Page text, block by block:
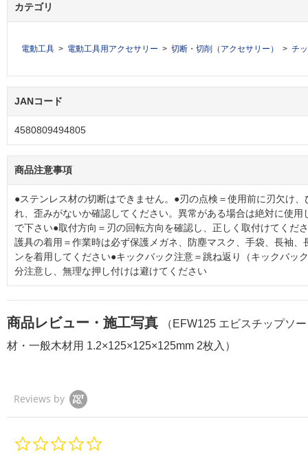
カテゴリ
電動工具 電動工具用アクセサリー 切断・切削（アクセサリー） チ
JANコード
4580809494805
商品注意事項
●ステンレス材の切断はできません。●刃の点検＝使用前に刃欠け、
れ、歪みがないか確認してください。異常がある場合は絶対に使用
で下さい●取付方向＝刃の回転方向を確認し、正しく取付けてくだ
護具の着用＝作業時は必ず保護メガネ、防塵マスク、手袋、長袖、
ンを着用してください●キックバック注意＝跳ね返り（キックバッ
分注意し、無理な押し付けは避けてください
商品レビュー・施工写真
（EFW125 エビスチップソ
材・一般木材用 1.2×125×125×125mm 2枚入）
Reviews by